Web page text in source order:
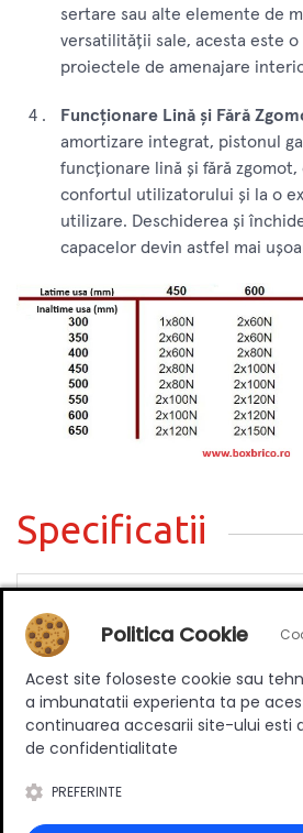
sertare sau alte elemente de
versatilității sale, acesta este
proiectele de amenajare
Funcționare Lină și Fără
amortizare integrat, pistonul
funcționare lină și fără
confortul utilizatorului și la o
utilizare. Deschiderea și
capacelor devin astfel mai
Specificatii
Tip
Material
Culoare
Review-uri
Politica Cookie
Acest site foloseste cookie sau
a imbunatatii experienta ta pe
continuarea accesarii site-ului esti de
de confidentialitate
PREFERINTE